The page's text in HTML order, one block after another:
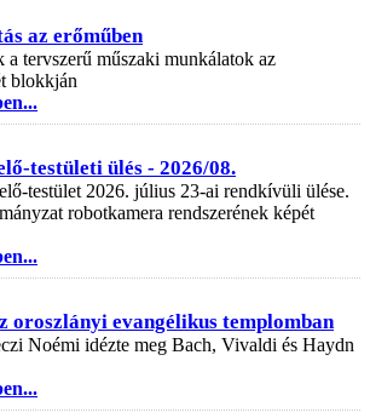
az erőműben
a tervszerű műszaki munkálatok az
blokkján
testületi ülés - 2026/08.
testület 2026. július 23-ai rendkívüli ülése.
robotkamera rendszerének képét
oroszlányi evangélikus templomban
Noémi idézte meg Bach, Vivaldi és Haydn